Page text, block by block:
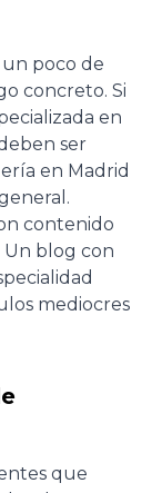
poco de
concreto. Si
en
ser
en Madrid
contenido
blog con
mediocres
que